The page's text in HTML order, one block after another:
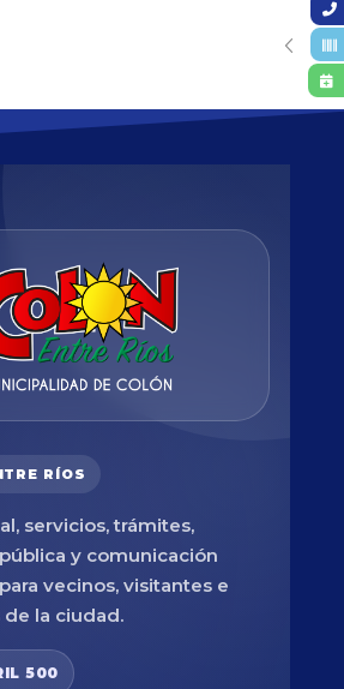
RÍOS
servicios, trámites,
y comunicación
vecinos, visitantes e
la ciudad.
500